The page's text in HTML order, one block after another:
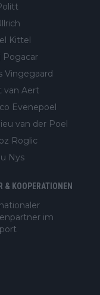
Kittel
Pogacar
Vingegaard
van Aert
Evenepoel
van der Poel
Roglic
Nys
& KOOPERATIONEN
im